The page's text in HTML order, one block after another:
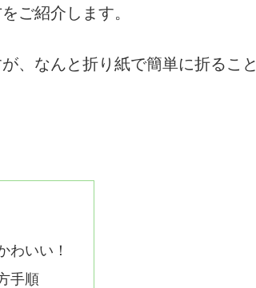
ご紹介します。
、なんと折り紙で簡単に折ること
わいい！
手順